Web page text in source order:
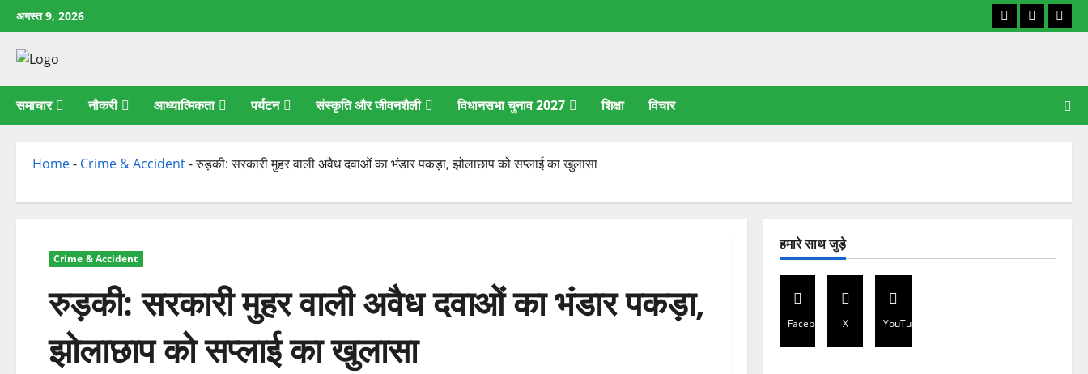
छोड़कर
सामग्री
अगस्त 9, 2026 Facebook
X
समाचार नौकरी आध्यात्मिकता पर्यटन संस्कृति और जीवनशैली विधानसभा चुनाव 2027 शिक्षा विचार
Home- Crime & Accident-रुड़की: सरकारी मुहर वाली अवैध दवाओं का भंडार पकड़ा, झोलाछाप को सप्लाई का खुलासा
Crime & Accident
रुड़की: सरकारी मुहर वाली अवैध दवाओं का भंडार पकड़ा,
झोलाछाप को सप्लाई का खुलासा
हमारे साथ जुड़े
Facebook X YouTube